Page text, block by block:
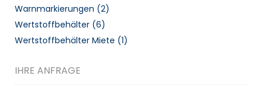
Warnmarkierungen (2)
Wertstoffbehälter (6)
Wertstoffbehälter Miete (1)
IHRE ANFRAGE